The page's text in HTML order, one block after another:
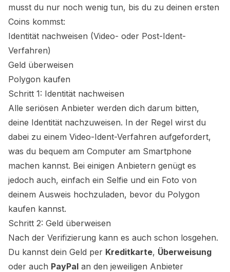
musst du nur noch wenig tun, bis du zu deinen ersten
Coins kommst:
Identität nachweisen (Video- oder Post-Ident-
Verfahren)
Geld überweisen
Polygon kaufen
Schritt 1: Identität nachweisen
Alle seriösen Anbieter werden dich darum bitten,
deine Identität nachzuweisen. In der Regel wirst du
dabei zu einem Video-Ident-Verfahren aufgefordert,
was du bequem am Computer am Smartphone
machen kannst. Bei einigen Anbietern genügt es
jedoch auch, einfach ein Selfie und ein Foto von
deinem Ausweis hochzuladen, bevor du Polygon
kaufen kannst.
Schritt 2: Geld überweisen
Nach der Verifizierung kann es auch schon losgehen.
Du kannst dein Geld per Kreditkarte, Überweisung
oder auch PayPal an den jeweiligen Anbieter